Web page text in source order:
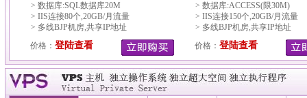
> 数据库:SQL数据库20M
> IIS连接80个,20GB/月流量
> 多线BJP机房,共享IP地址
价格： 登陆查看
> 数据库:ACCESS(限30M)
> IIS连接150个,20GB/月流量
> 多线BJP机房,共享IP地址
价格： 登陆查看